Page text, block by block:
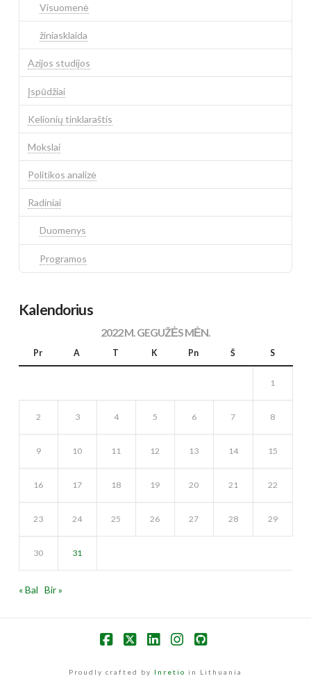
Visuomenė
žiniasklaida
Azijos studijos
Įspūdžiai
Kelionių tinklaraštis
Mokslai
Politikos analizė
Radiniai
Duomenys
Programos
Kalendorius
2022 M. GEGUŽĖS MĖN.
Pr A T K Pn Š S
1
2 3 4 5 6 7 8
9 10 11 12 13 14 15
16 17 18 19 20 21 22
23 24 25 26 27 28 29
30 31
« Bal Bir »
Proudly crafted by Inretio in Lithuania